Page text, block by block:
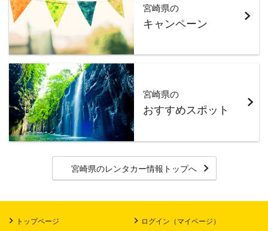
宮崎県の
キャンペーン
宮崎県の
おすすめスポット
宮崎県のレンタカー情報トップへ
トップページ ログイン（マイページ）